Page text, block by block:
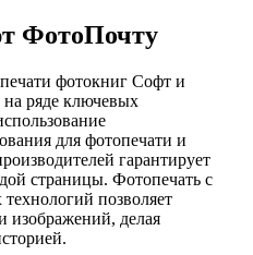
ФотоПочту
фотокниг Софт и
на ряде ключевых
для фотопечати и
гарантирует
страницы. Фотопечать с
позволяет
изображений, делая